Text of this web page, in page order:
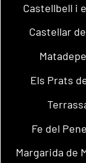
Castellbell i
Castellar
Els Prats
Fe del
Margarida de